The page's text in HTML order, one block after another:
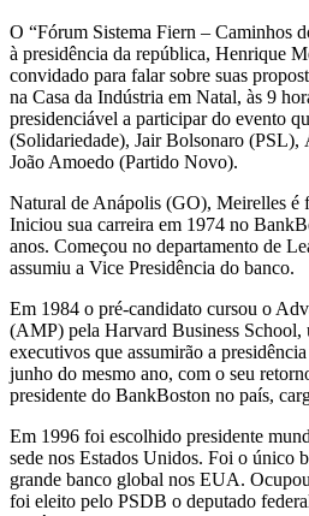
O “Fórum Sistema Fiern – Caminhos
à presidência da república, Henrique
convidado para falar sobre suas
na Casa da Indústria em Natal, às 9
presidenciável a participar do evento
(Solidariedade), Jair Bolsonaro (PSL),
João Amoedo (Partido Novo).
Natural de Anápolis (GO), Meirelles é
Iniciou sua carreira em 1974 no
anos. Começou no departamento de
assumiu a Vice Presidência do banco.
Em 1984 o pré-candidato cursou o
(AMP) pela Harvard Business School,
executivos que assumirão a
junho do mesmo ano, com o seu
presidente do BankBoston no país,
Em 1996 foi escolhido presidente
sede nos Estados Unidos. Foi o único
grande banco global nos EUA.
foi eleito pelo PSDB o deputado